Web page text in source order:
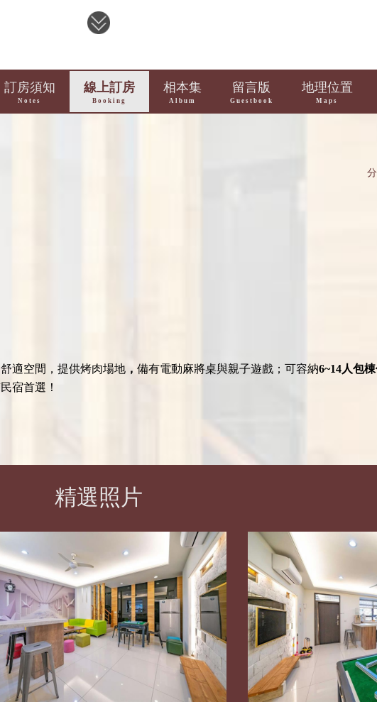
訂房須知
Notes
線上訂房
Booking
相本集
Album
留言版
Guestbook
地理位置
Maps
適空間，提供烤肉場地 ， 備有電動麻將桌與親子遊戲；可容納6~14人包棟
宿首選！
精選照片